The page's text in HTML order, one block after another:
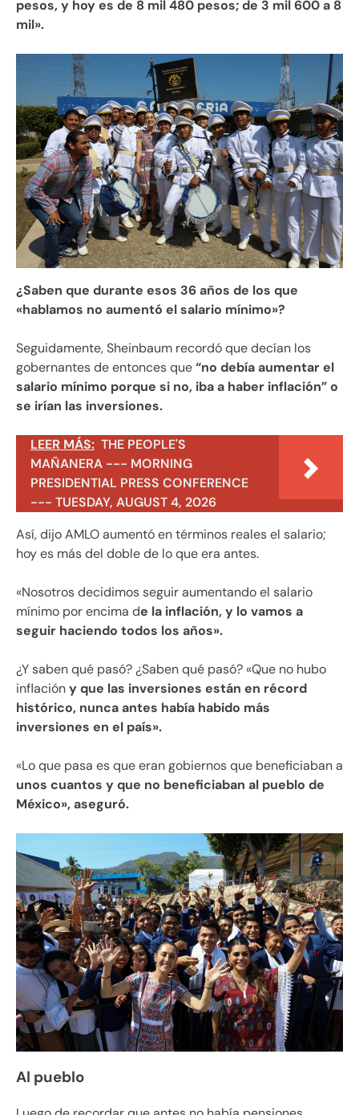
pesos, y hoy es de 8 mil 480 pesos; de 3 mil 600 a 8
mil».
¿Saben que durante esos 36 años de los que
«hablamos no aumentó el salario mínimo»?
Seguidamente, Sheinbaum recordó que decían los
gobernantes de entonces que“no debía aumentar el
salario mínimo porque si no, iba a haber inflación” o
se irían las inversiones.
LEER MÁS: THE PEOPLE'S
MAÑANERA --- MORNING
PRESIDENTIAL PRESS CONFERENCE
--- TUESDAY, AUGUST 4, 2026
Así, dijo AMLO aumentó en términos reales el salario;
hoy es más del doble de lo que era antes.
«Nosotros decidimos seguir aumentando el salario
mínimo por encima de la inflación, y lo vamos a
seguir haciendo todos los años».
¿Y saben qué pasó? ¿Saben qué pasó? «Que no hubo
inflacióny que las inversiones están en récord
histórico, nunca antes había habido más
inversiones en el país».
«Lo que pasa es que eran gobiernos que beneficiaban a
unos cuantos y que no beneficiaban al pueblo de
México», aseguró.
Al pueblo